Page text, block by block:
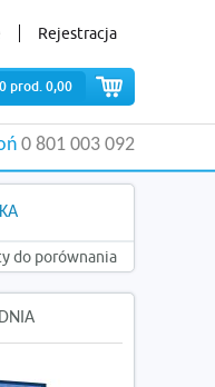
Rejestracja
0 prod. 0,00
0 801 003 092
do porównania